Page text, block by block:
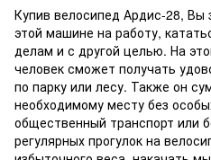
Купив велосипед Ардис-28, Вы
этой машине на работу,
делам и с другой целью. На
человек сможет получать
по парку или лесу. Также он
необходимому месту без
общественный транспорт или
регулярных прогулок на